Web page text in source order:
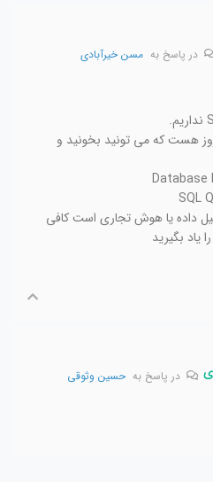
در پاسخ به مسن خیرآبادی
روز هست که می تونید بخونید و
Database
SQL
داده یا هوش تجاری است کافی
در پاسخ بهحسین وثوقی